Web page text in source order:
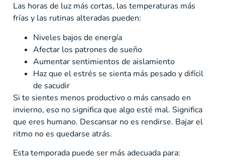
Las horas de luz más cortas, las temperaturas más
frías y las rutinas alteradas pueden:
Niveles bajos de energía
Afectar los patrones de sueño
Aumentar sentimientos de aislamiento
Haz que el estrés se sienta más pesado y difícil
de sacudir
Si te sientes menos productivo o más cansado en
invierno, eso no significa que algo esté mal. Significa
que eres humano. Descansar no es rendirse. Bajar el
ritmo no es quedarse atrás.
Esta temporada puede ser más adecuada para: